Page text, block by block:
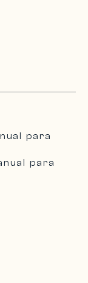
para
para